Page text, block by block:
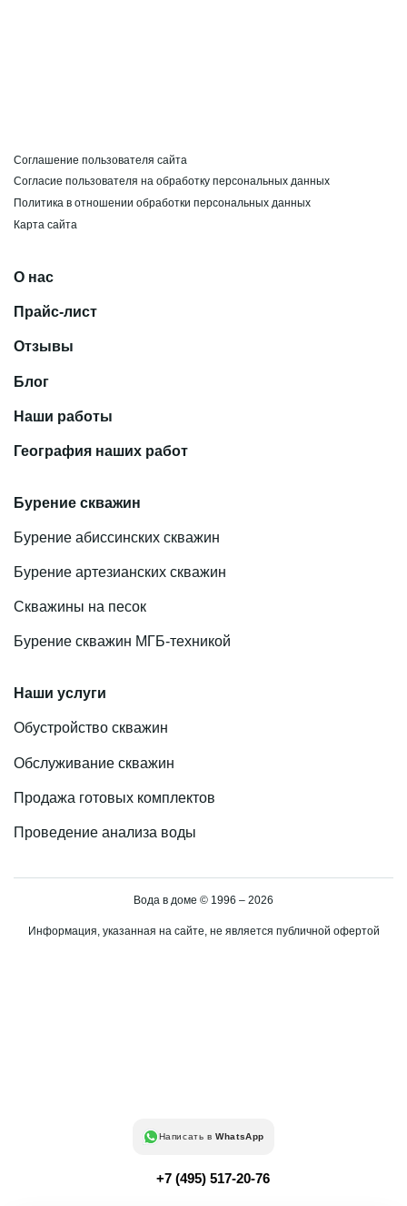
Соглашение пользователя сайта
Согласие пользователя на обработку персональных данных
Политика в отношении обработки персональных данных
Карта сайта
О нас
Прайс-лист
Отзывы
Блог
Наши работы
География наших работ
Бурение скважин
Бурение абиссинских скважин
Бурение артезианских скважин
Скважины на песок
Бурение скважин МГБ-техникой
Наши услуги
Обустройство скважин
Обслуживание скважин
Продажа готовых комплектов
Проведение анализа воды
Вода в доме © 1996 – 2026
Информация, указанная на сайте, не является публичной офертой
Написать в WhatsApp
+7 (495) 517-20-76